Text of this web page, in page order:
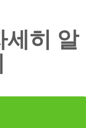
세히 알
캐릭터에 대한 전
이미지 갤러리에
작업을 보고 관리